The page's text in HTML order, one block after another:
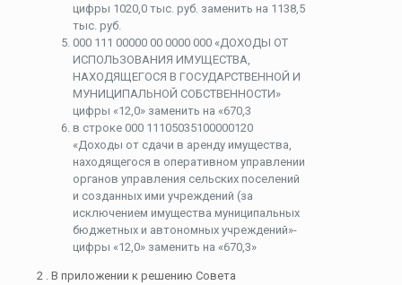
цифры 1020,0 тыс. руб. заменить на 1138,5
тыс. руб.
000 111 00000 00 0000 000 «ДОХОДЫ ОТ
ИСПОЛЬЗОВАНИЯ ИМУЩЕСТВА,
НАХОДЯЩЕГОСЯ В ГОСУДАРСТВЕННОЙ И
МУНИЦИПАЛЬНОЙ СОБСТВЕННОСТИ»
цифры «12,0» заменить на «670,3
в строке 000 11105035100000120
«Доходы от сдачи в аренду имущества,
находящегося в оперативном управлении
органов управления сельских поселений
и созданных ими учреждений (за
исключением имущества муниципальных
бюджетных и автономных учреждений»-
цифры «12,0» заменить на «670,3»
2 . В приложении к решению Совета